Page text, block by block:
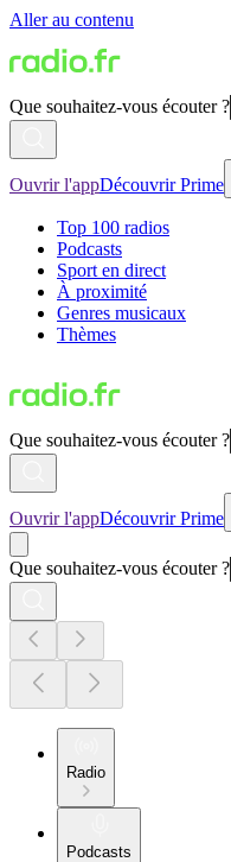
Aller au contenu
Que souhaitez-vous écouter ?
Ouvrir l'appDécouvrir Prime
Top 100 radios
Podcasts
Sport en direct
À proximité
Genres musicaux
Thèmes
Que souhaitez-vous écouter ?
Ouvrir l'appDécouvrir Prime
Que souhaitez-vous écouter ?
Radio
Podcasts